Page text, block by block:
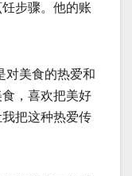
步骤。他的账
对美食的热爱和
，喜欢把美好
把这种热爱传